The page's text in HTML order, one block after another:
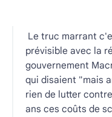
Le truc marrant
prévisible avec la
gouvernement
qui disaient "mais
rien de lutter
ans ces coûts de